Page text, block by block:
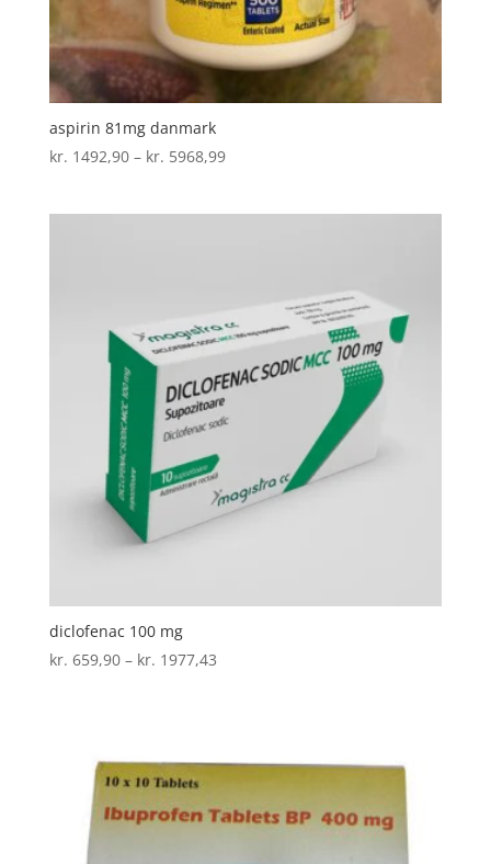
aspirin 81mg danmark
kr. 1492,90 – kr. 5968,99Prisinterval:
diclofenac 100 mg
kr. 659,90 – kr. 1977,43Prisinterval: